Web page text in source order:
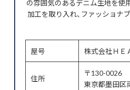
の雰囲気のあるデニム生地を使
加工を取り入れ、ファッショナ
屋号 株式会社ＨＥ
住所
〒130-0026
東京都墨田区